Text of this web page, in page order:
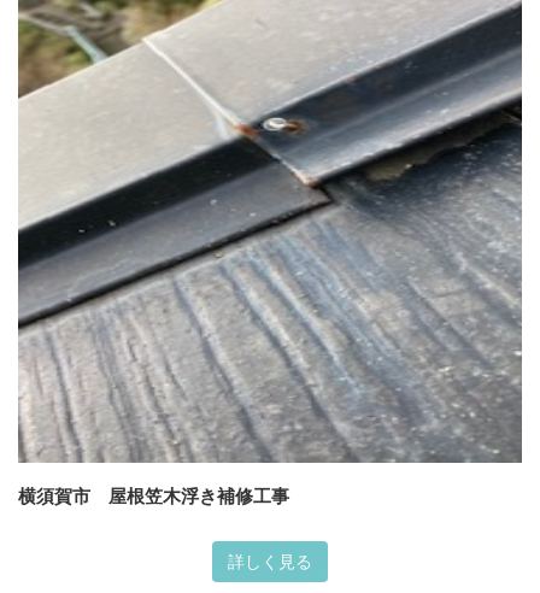
横須賀市 屋根笠木浮き補修工事
詳しく見る